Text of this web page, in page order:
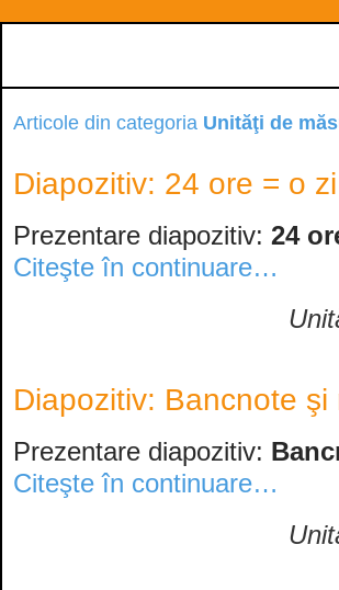
Articole din categoria Unităţi de
Diapozitiv: 24 ore = o zi
Prezentare diapozitiv: 24
Citeşte în continuare…
Diapozitiv: Bancnote
Prezentare diapozitiv:
Citeşte în continuare…